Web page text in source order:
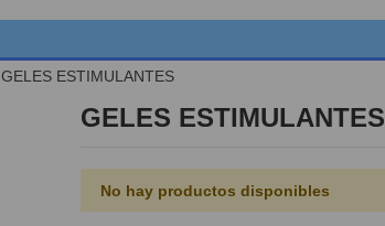
GELES ESTIMULANTES
GELES ESTIMULANTES
No hay productos disponibles